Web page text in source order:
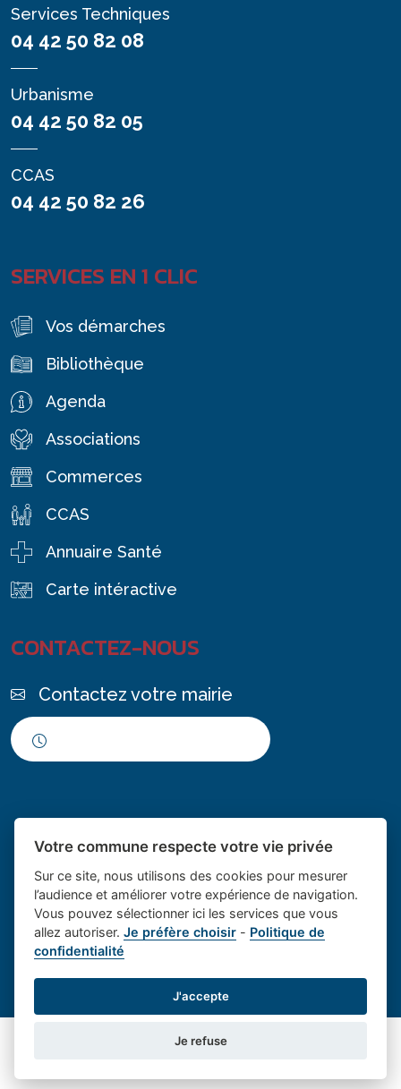
Services Techniques
04 42 50 82 08
Urbanisme
04 42 50 82 05
CCAS
04 42 50 82 26
SERVICES EN 1 CLIC
Vos démarches
Bibliothèque
Agenda
Associations
Commerces
CCAS
Annuaire Santé
Carte intéractive
CONTACTEZ-NOUS
Contactez votre mairie
Place du village la solution web
et appli des collectivités
- Le village de
Mentions légales- Gestion des cookies
Votre commune respecte votre vie privée
Sur ce site, nous utilisons des cookies pour mesurer
l’audience et améliorer votre expérience de navigation.
Vous pouvez sélectionner ici les services que vous
allez autoriser.Je préfère choisir - Politique de
confidentialité
J'accepte
Je refuse